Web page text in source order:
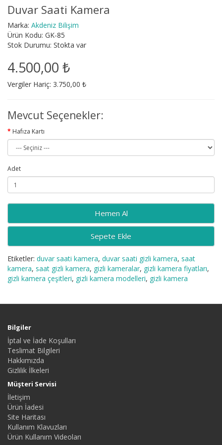
Duvar Saati Kamera
Marka: Akdeniz Bilişim
Ürün Kodu: GK-85
Stok Durumu: Stokta var
4.500,00 ₺
Vergiler Hariç: 3.750,00 ₺
Mevcut Seçenekler:
Hafıza Kartı
Adet
Sepete Ekle
Etiketler: duvar saati kamera, duvar saati gizli kamera, saat
kamera, saat gizli kamera, gizli kameralar, gizli kamera fiyatları,
gizli kamera çeşitleri, gizli kamera modelleri, gizli kamera
Bilgiler
İptal ve İade Koşulları
Teslimat Bilgileri
Hakkımızda
Gizlilik İlkeleri
Müşteri Servisi
İletişim
Ürün İadesi
Site Haritası
Kullanım Klavuzları
Ürün Kullanım Videoları